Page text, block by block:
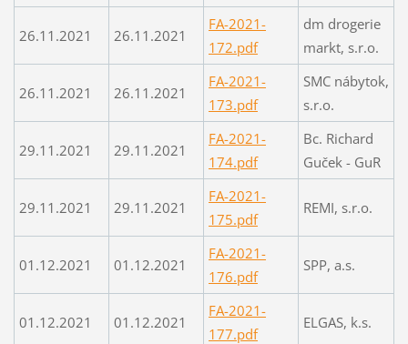
26.11.2021 26.11.2021
FA-2021-
172.pdf
dm drogerie
markt, s.r.o.
26.11.2021 26.11.2021
FA-2021-
173.pdf
SMC nábytok,
s.r.o.
29.11.2021 29.11.2021
FA-2021-
174.pdf
Bc. Richard
Guček - GuR
29.11.2021 29.11.2021
FA-2021-
175.pdf
REMI, s.r.o.
01.12.2021 01.12.2021
FA-2021-
176.pdf
SPP, a.s.
01.12.2021 01.12.2021
FA-2021-
177.pdf
ELGAS, k.s.